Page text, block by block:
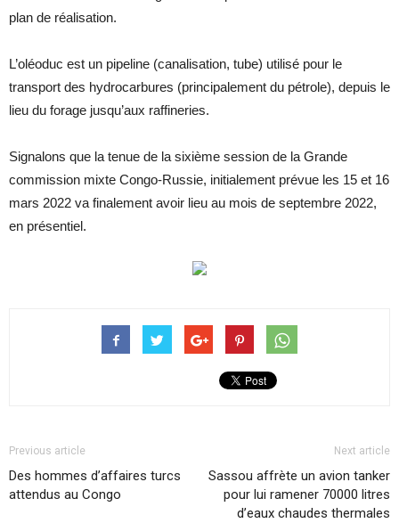
plan de réalisation.
L’oléoduc est un pipeline (canalisation, tube) utilisé pour le
transport des hydrocarbures (principalement du pétrole), depuis le
lieu du forage jusqu’aux raffineries.
Signalons que la tenue de la sixième session de la Grande
commission mixte Congo-Russie, initialement prévue les 15 et 16
mars 2022 va finalement avoir lieu au mois de septembre 2022,
en présentiel.
Previous article
Des hommes d’affaires turcs
attendus au Congo
Next article
Sassou affrète un avion tanker
pour lui ramener 70000 litres
d’eaux chaudes thermales